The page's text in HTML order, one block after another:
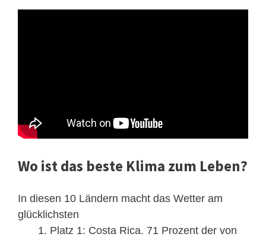
Wo ist das beste Klima zum Leben?
In diesen 10 Ländern macht das Wetter am
glücklichsten
Platz 1: Costa Rica. 71 Prozent der von